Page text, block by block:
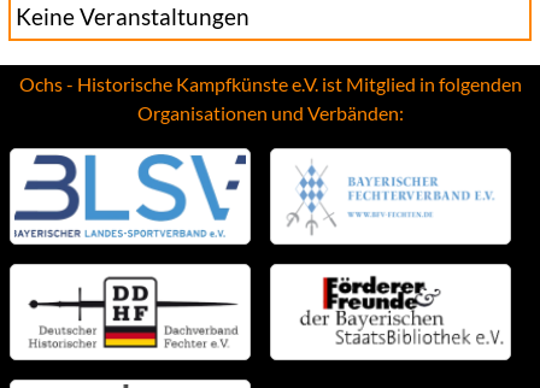
Keine Veranstaltungen
Ochs - Historische Kampfkünste e.V. ist Mitglied in folgenden
Organisationen und Verbänden: